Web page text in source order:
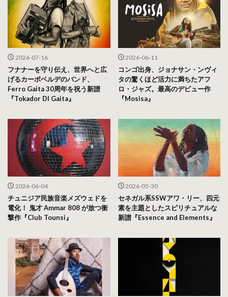
2026-07-16
フナナーを守り伝え、世界へと広
げるカーボベルデのバンド、
Ferro Gaita 30周年を祝う新譜
『Tokador DI Gaita』
2026-06-11
コンゴ出身、ジョナサン・ンヴィ
タの驚くほど活力に満ちたアフ
ロ・ジャズ。最高のデビュー作
『Mosisa』
2026-06-04
チュニジア民族音楽メズウェドを
電化！ 鬼才 Ammar 808 が放つ衝
撃作『Club Tounsi』
2026-05-30
セネガル系SSWアワ・リー、四元
素を主題としたスピリチュアルな
新譜『Essence and Elements』